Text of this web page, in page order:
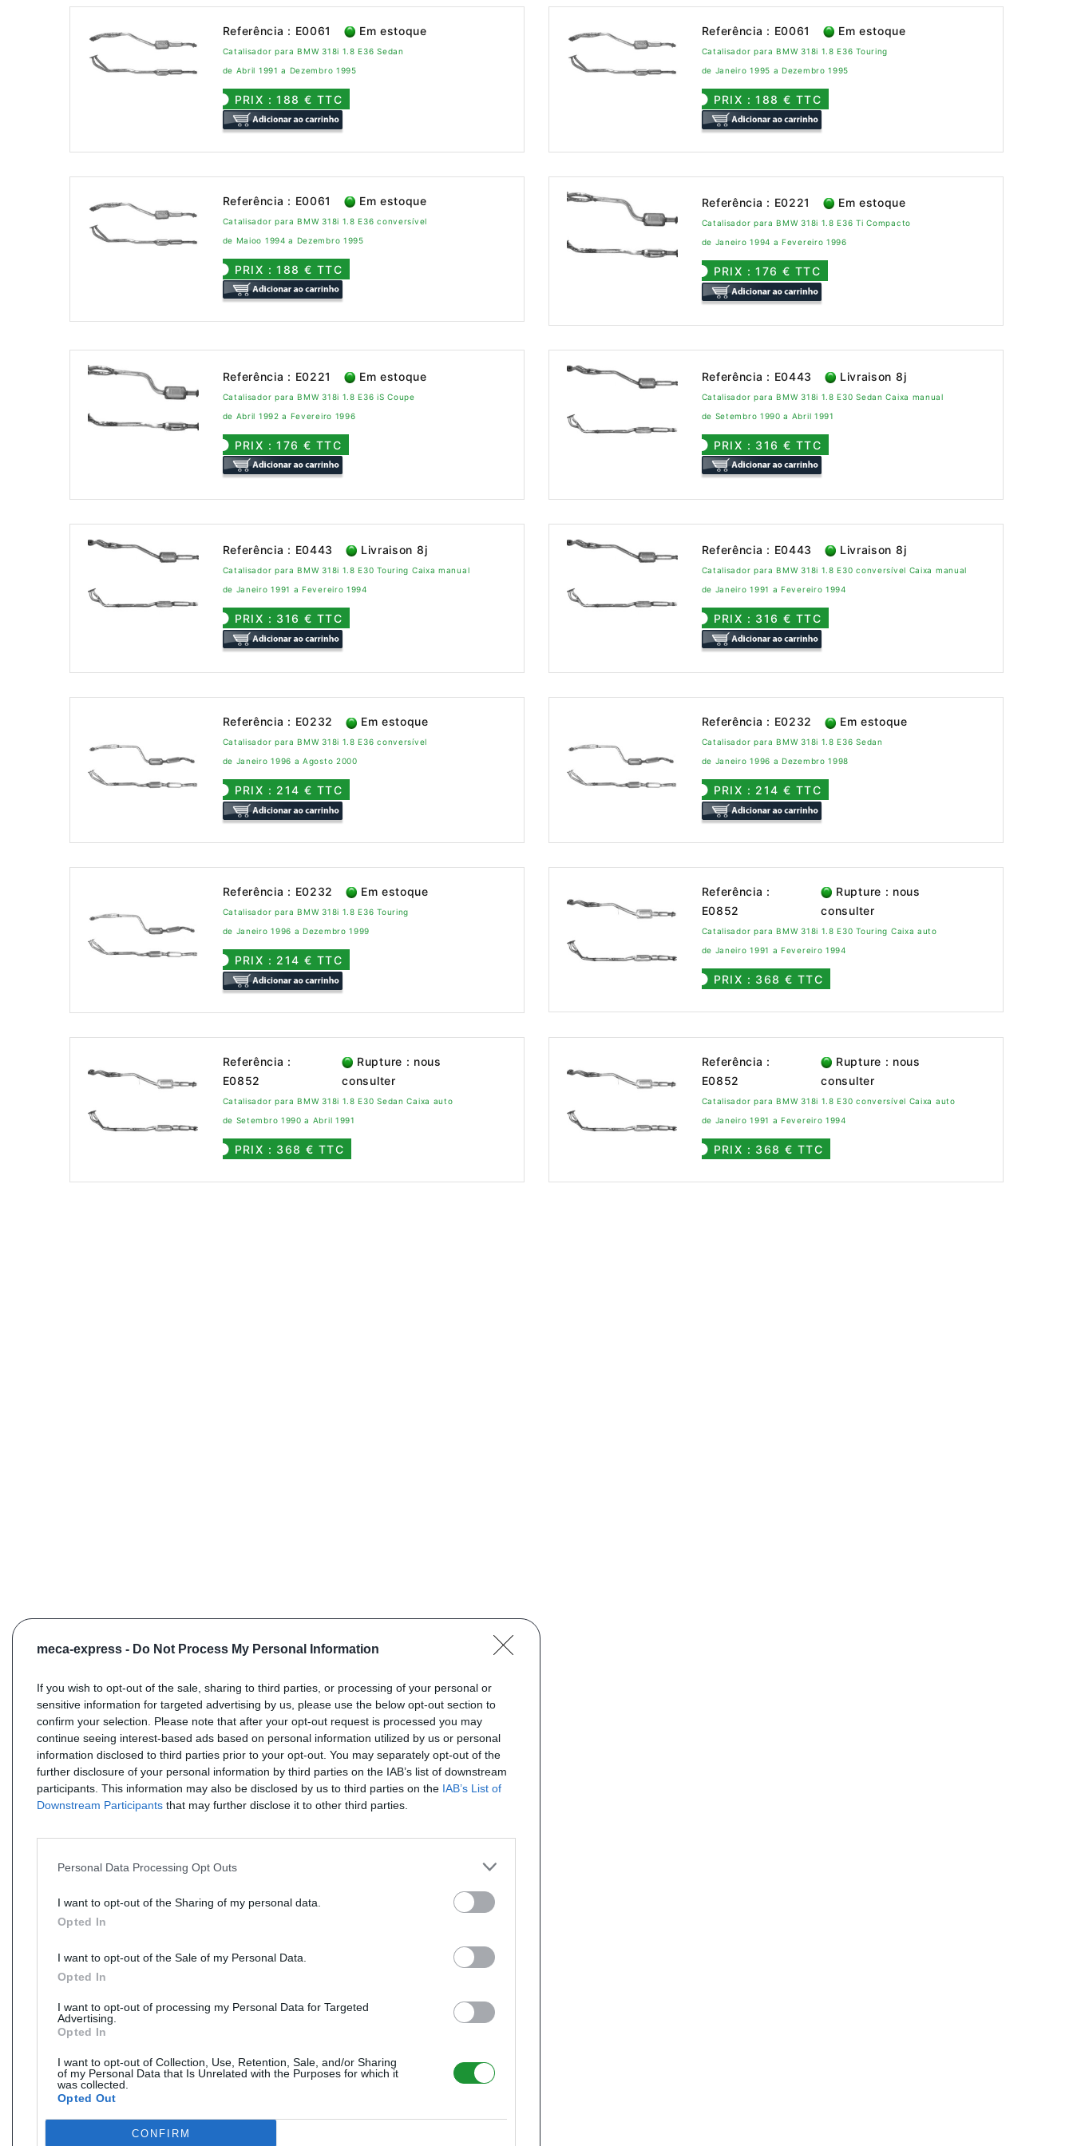
meca-express - Do Not Process My Personal Information
If you wish to opt-out of the sale, sharing to third parties, or processing of your personal or
sensitive information for targeted advertising by us, please use the below opt-out section to
confirm your selection. Please note that after your opt-out request is processed you may
continue seeing interest-based ads based on personal information utilized by us or personal
information disclosed to third parties prior to your opt-out. You may separately opt-out of the
further disclosure of your personal information by third parties on the IAB’s list of downstream
participants. This information may also be disclosed by us to third parties on the IAB’s List of
Downstream Participants that may further disclose it to other third parties.
Personal Data Processing Opt Outs
I want to opt-out of the Sharing of my personal data.
Opted In
I want to opt-out of the Sale of my Personal Data.
Opted In
I want to opt-out of processing my Personal Data for Targeted
Advertising.
Opted In
I want to opt-out of Collection, Use, Retention, Sale, and/or Sharing
of my Personal Data that Is Unrelated with the Purposes for which it
was collected.
Opted Out
CONFIRM
Referência : E0061 Em estoque
Catalisador para BMW 318i 1.8 E36 Sedan
de Abril 1991 a Dezembro 1995
PRIX : 188 € TTC
Referência : E0061 Em estoque
Catalisador para BMW 318i 1.8 E36 Touring
de Janeiro 1995 a Dezembro 1995
PRIX : 188 € TTC
Referência : E0061 Em estoque
Catalisador para BMW 318i 1.8 E36 conversível
de Maioo 1994 a Dezembro 1995
PRIX : 188 € TTC
Referência : E0221 Em estoque
Catalisador para BMW 318i 1.8 E36 Ti Compacto
de Janeiro 1994 a Fevereiro 1996
PRIX : 176 € TTC
Referência : E0221 Em estoque
Catalisador para BMW 318i 1.8 E36 iS Coupe
de Abril 1992 a Fevereiro 1996
PRIX : 176 € TTC
Referência : E0443 Livraison 8j
Catalisador para BMW 318i 1.8 E30 Sedan Caixa manual
de Setembro 1990 a Abril 1991
PRIX : 316 € TTC
Referência : E0443 Livraison 8j
Catalisador para BMW 318i 1.8 E30 Touring Caixa manual
de Janeiro 1991 a Fevereiro 1994
PRIX : 316 € TTC
Referência : E0443 Livraison 8j
Catalisador para BMW 318i 1.8 E30 conversível Caixa manual
de Janeiro 1991 a Fevereiro 1994
PRIX : 316 € TTC
Referência : E0232 Em estoque
Catalisador para BMW 318i 1.8 E36 conversível
de Janeiro 1996 a Agosto 2000
PRIX : 214 € TTC
Referência : E0232 Em estoque
Catalisador para BMW 318i 1.8 E36 Sedan
de Janeiro 1996 a Dezembro 1998
PRIX : 214 € TTC
Referência : E0232 Em estoque
Catalisador para BMW 318i 1.8 E36 Touring
de Janeiro 1996 a Dezembro 1999
PRIX : 214 € TTC
Referência :
E0852
Rupture : nous
consulter
Catalisador para BMW 318i 1.8 E30 Touring Caixa auto
de Janeiro 1991 a Fevereiro 1994
PRIX : 368 € TTC
Referência :
E0852
Rupture : nous
consulter
Catalisador para BMW 318i 1.8 E30 Sedan Caixa auto
de Setembro 1990 a Abril 1991
PRIX : 368 € TTC
Referência :
E0852
Rupture : nous
consulter
Catalisador para BMW 318i 1.8 E30 conversível Caixa auto
de Janeiro 1991 a Fevereiro 1994
PRIX : 368 € TTC